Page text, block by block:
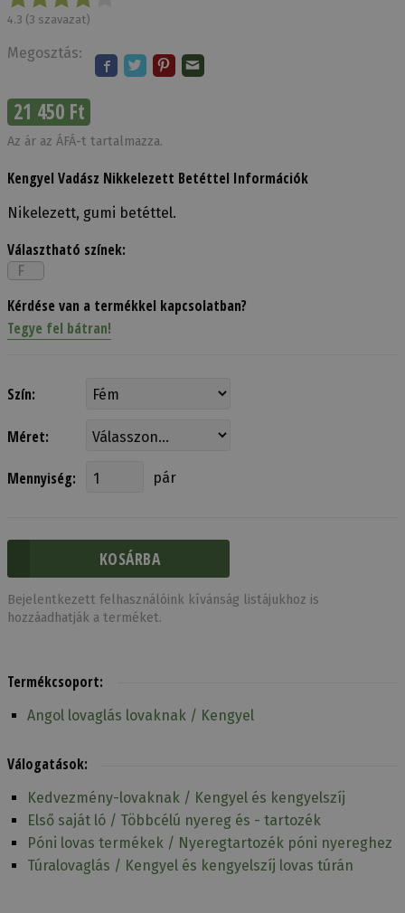
4.3 (3 szavazat)
Megosztás:
21 450 Ft
Az ár az ÁFÁ-t tartalmazza.
Kengyel Vadász Nikkelezett Betéttel Információk
Nikelezett, gumi betéttel.
Választható színek:
F
Kérdése van a termékkel kapcsolatban?
Tegye fel bátran!
Szín:
Méret:
Mennyiség: pár
Bejelentkezett felhasználóink kívánság listájukhoz is
hozzáadhatják a terméket.
Termékcsoport:
Angol lovaglás lovaknak / Kengyel
Válogatások:
Kedvezmény-lovaknak / Kengyel és kengyelszíj
Első saját ló / Többcélú nyereg és - tartozék
Póni lovas termékek / Nyeregtartozék póni nyereghez
Túralovaglás / Kengyel és kengyelszíj lovas túrán